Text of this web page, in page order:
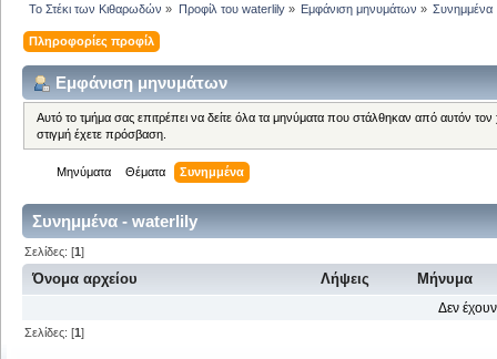
Το Στέκι των Κιθαρωδών » Προφίλ του waterlily» Εμφάνιση μηνυμάτων » Συνημμένα
Πληροφορίες προφίλ
Εμφάνιση μηνυμάτων
Αυτό το τμήμα σας επιτρέπει να δείτε όλα τα μηνύματα που στάλθηκαν από αυτόν
στιγμή έχετε πρόσβαση.
Μηνύματα Θέματα Συνημμένα
Συνημμένα - waterlily
Σελίδες: [1]
Όνομα αρχείου Λήψεις Μήνυμα
Δεν
Σελίδες: [1]